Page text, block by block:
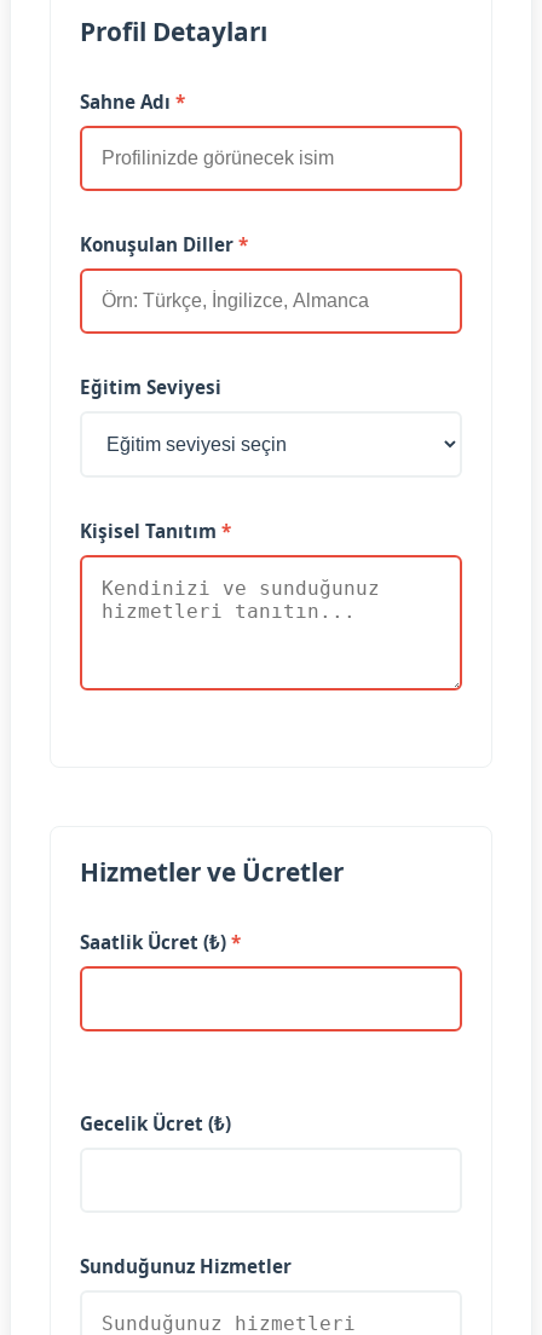
Profil Detayları
Sahne Adı *
Konuşulan Diller *
Eğitim Seviyesi
Kişisel Tanıtım *
Hizmetler ve Ücretler
Saatlik Ücret (₺) *
Gecelik Ücret (₺)
Sunduğunuz Hizmetler